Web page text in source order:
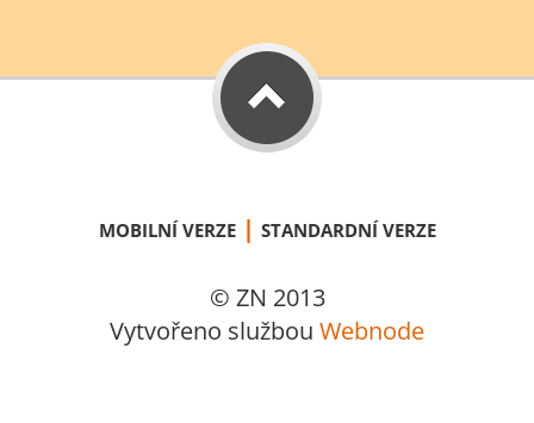
MOBILNÍ VERZE | STANDARDNÍ VERZE
© ZN 2013
Vytvořeno službou Webnode